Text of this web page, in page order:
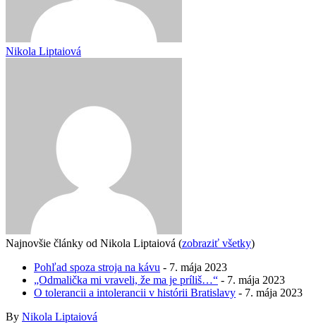
Nikola Liptaiová
Najnovšie články od Nikola Liptaiová (zobraziť všetky)
Pohľad spoza stroja na kávu - 7. mája 2023
„Odmalička mi vraveli, že ma je príliš…“ - 7. mája 2023
O tolerancii a intolerancii v histórii Bratislavy - 7. mája 2023
By Nikola Liptaiová